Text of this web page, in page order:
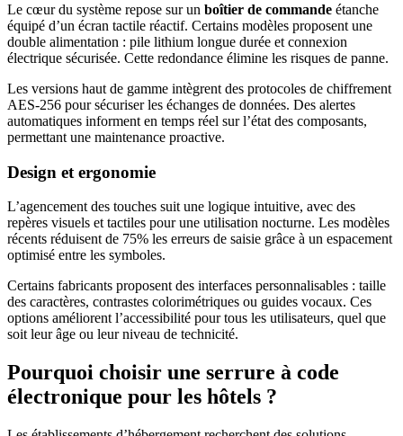
Le cœur du système repose sur un boîtier de commande étanche
équipé d’un écran tactile réactif. Certains modèles proposent une
double alimentation : pile lithium longue durée et connexion
électrique sécurisée. Cette redondance élimine les risques de panne.
Les versions haut de gamme intègrent des protocoles de chiffrement
AES-256 pour sécuriser les échanges de données. Des alertes
automatiques informent en temps réel sur l’état des composants,
permettant une maintenance proactive.
Design et ergonomie
L’agencement des touches suit une logique intuitive, avec des
repères visuels et tactiles pour une utilisation nocturne. Les modèles
récents réduisent de 75% les erreurs de saisie grâce à un espacement
optimisé entre les symboles.
Certains fabricants proposent des interfaces personnalisables : taille
des caractères, contrastes colorimétriques ou guides vocaux. Ces
options améliorent l’accessibilité pour tous les utilisateurs, quel que
soit leur âge ou leur niveau de technicité.
Pourquoi choisir une serrure à code
électronique pour les hôtels ?